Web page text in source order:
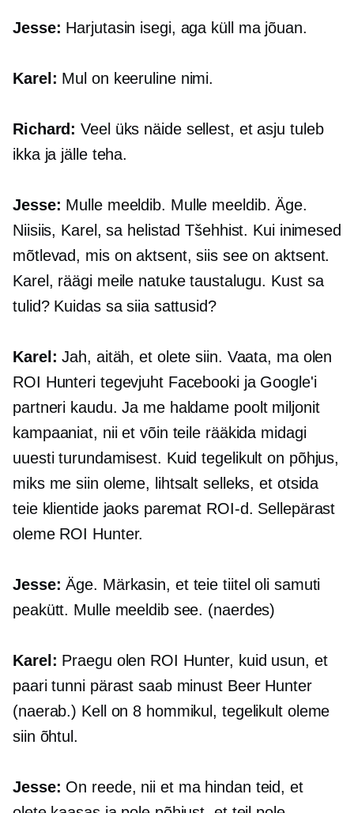
Jesse: Harjutasin isegi, aga küll ma jõuan.
Karel: Mul on keeruline nimi.
Richard: Veel üks näide sellest, et asju tuleb
ikka ja jälle teha.
Jesse: Mulle meeldib. Mulle meeldib. Äge.
Niisiis, Karel, sa helistad Tšehhist. Kui inimesed
mõtlevad, mis on aktsent, siis see on aktsent.
Karel, räägi meile natuke taustalugu. Kust sa
tulid? Kuidas sa siia sattusid?
Karel: Jah, aitäh, et olete siin. Vaata, ma olen
ROI Hunteri tegevjuht Facebooki ja Google'i
partneri kaudu. Ja me haldame poolt miljonit
kampaaniat, nii et võin teile rääkida midagi
uuesti turundamisest. Kuid tegelikult on põhjus,
miks me siin oleme, lihtsalt selleks, et otsida
teie klientide jaoks paremat ROI-d. Sellepärast
oleme ROI Hunter.
Jesse: Äge. Märkasin, et teie tiitel oli samuti
peakütt. Mulle meeldib see. (naerdes)
Karel: Praegu olen ROI Hunter, kuid usun, et
paari tunni pärast saab minust Beer Hunter
(naerab.) Kell on 8 hommikul, tegelikult oleme
siin õhtul.
Jesse: On reede, nii et ma hindan teid, et